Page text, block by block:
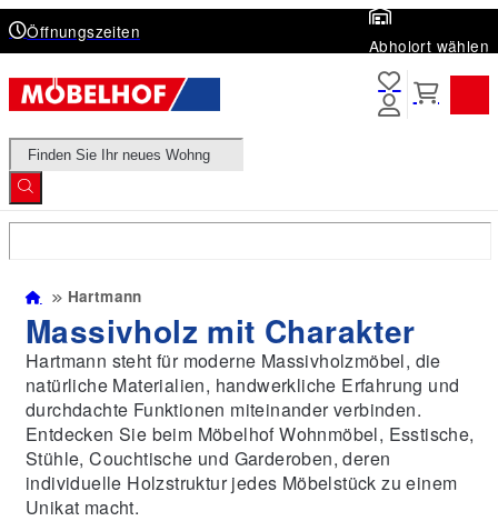
Öffnungszeiten
Abholort wählen
Products
search
Hartmann
Massivholz mit Charakter
Hartmann steht für moderne Massivholzmöbel, die
natürliche Materialien, handwerkliche Erfahrung und
durchdachte Funktionen miteinander verbinden.
Entdecken Sie beim Möbelhof Wohnmöbel, Esstische,
Stühle, Couchtische und Garderoben, deren
individuelle Holzstruktur jedes Möbelstück zu einem
Unikat macht.